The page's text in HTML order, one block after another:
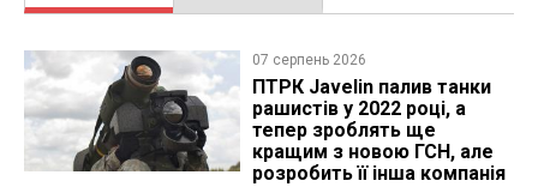
07 серпень 2026
ПТРК Javelin палив танки
рашистів у 2022 році, а
тепер зроблять ще
кращим з новою ГСН, але
розробить її інша компанія